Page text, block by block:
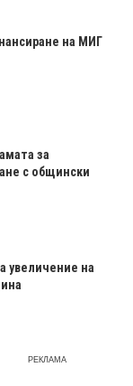
на МИГ
за
с общински
увеличение на
РЕКЛАМА